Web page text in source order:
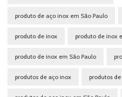
produto de aço inox em São Paulo
produto de inox produto de inox
produto de inox em São Paulo
produtos de aço inox produtos